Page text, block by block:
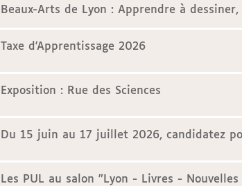
Beaux-Arts de Lyon : Apprendre à
Taxe d'Apprentissage 2026
Exposition : Rue des Sciences
Du 15 juin au 17 juillet 2026, candidatez
Les PUL au salon "Lyon - Livres -